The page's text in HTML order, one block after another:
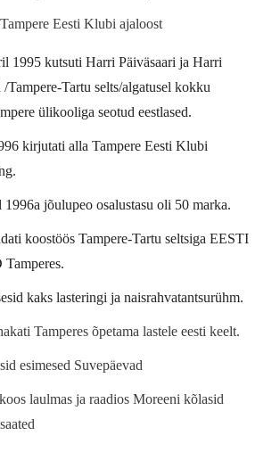
Eesti Klubi ajaloost
1995 kutsuti Harri Päiväsaari ja Harri
Tampere-Tartu selts/algatusel kokku
ülikooliga seotud eestlased.
kirjutati alla Tampere Eesti Klubi
1996a jõulupeo osalustasu oli 50 marka.
koostöös Tampere-Tartu seltsiga EESTI
kaks lasteringi ja naisrahvatantsurühm.
Tamperes õpetama lastele eesti keelt.
esimesed Suvepäevad
laulmas ja raadios Moreeni kõlasid